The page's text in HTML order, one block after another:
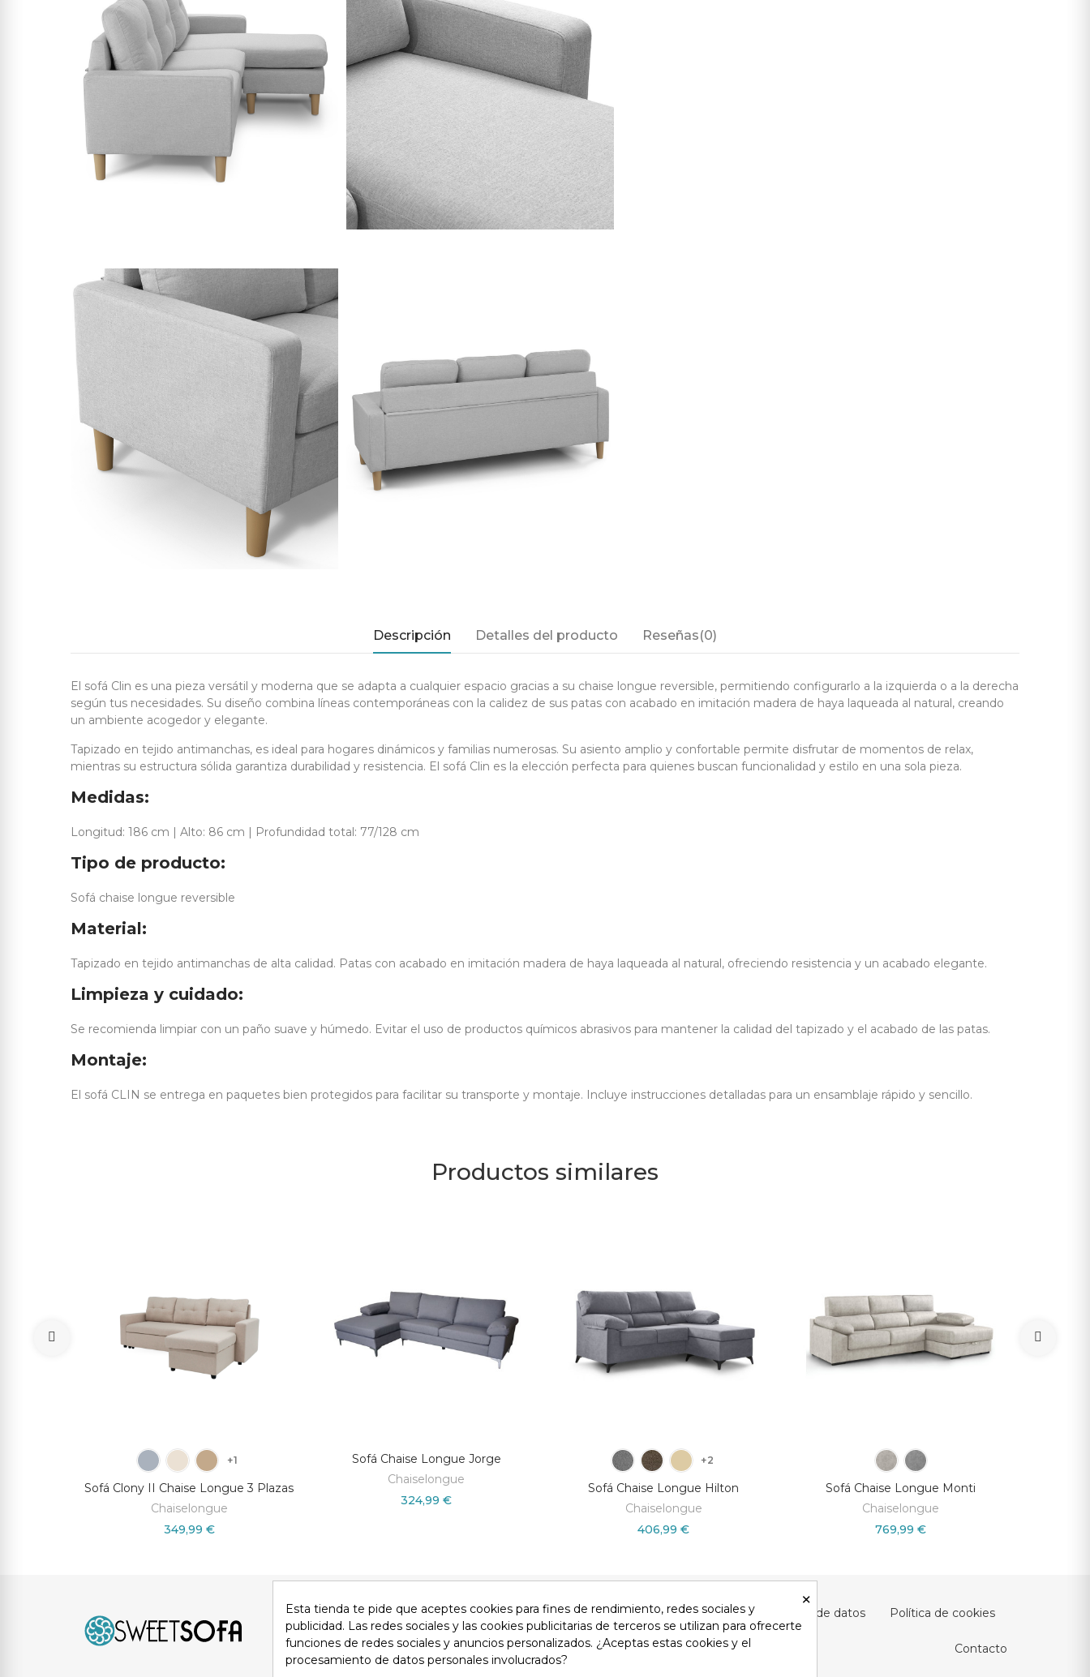
Descripción Detalles del producto Reseñas(0)
El sofá Clin es una pieza versátil y moderna que se adapta a cualquier espacio gracias a su chaise longue reversible, permitiendo configurarlo a la izquierda o a la derecha
según tus necesidades. Su diseño combina líneas contemporáneas con la calidez de sus patas con acabado en imitación madera de haya laqueada al natural, creando
un ambiente acogedor y elegante.
Tapizado en tejido antimanchas, es ideal para hogares dinámicos y familias numerosas. Su asiento amplio y confortable permite disfrutar de momentos de relax,
mientras su estructura sólida garantiza durabilidad y resistencia. El sofá Clin es la elección perfecta para quienes buscan funcionalidad y estilo en una sola pieza.
Medidas:
Longitud: 186 cm | Alto: 86 cm | Profundidad total: 77/128 cm
Tipo de producto:
Sofá chaise longue reversible
Material:
Tapizado en tejido antimanchas de alta calidad. Patas con acabado en imitación madera de haya laqueada al natural, ofreciendo resistencia y un acabado elegante.
Limpieza y cuidado:
Se recomienda limpiar con un paño suave y húmedo. Evitar el uso de productos químicos abrasivos para mantener la calidad del tapizado y el acabado de las patas.
Montaje:
El sofá CLIN se entrega en paquetes bien protegidos para facilitar su transporte y montaje. Incluye instrucciones detalladas para un ensamblaje rápido y sencillo.
Productos similares
+1
Sofá Clony II Chaise Longue 3 Plazas
Chaiselongue
349,99 €
Sofá Chaise Longue Jorge
Chaiselongue
324,99 €
+2
Sofá Chaise Longue Hilton
Chaiselongue
406,99 €
Sofá Chaise Longue Monti
Chaiselongue
769,99 €
Aviso legal Devoluciones Condiciones generales Privacidad y protección de datos Política de cookies
Contacto
×
Esta tienda te pide que aceptes cookies para fines de rendimiento, redes sociales y
publicidad. Las redes sociales y las cookies publicitarias de terceros se utilizan para ofrecerte
funciones de redes sociales y anuncios personalizados. ¿Aceptas estas cookies y el
procesamiento de datos personales involucrados?